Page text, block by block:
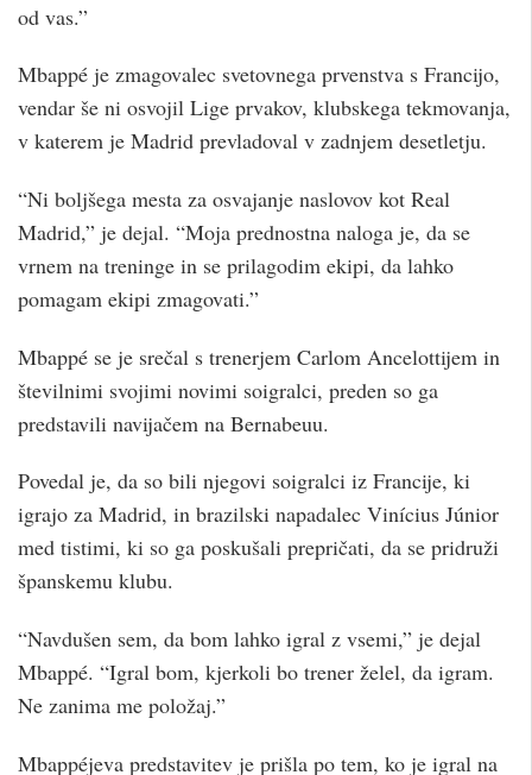
od vas.”
Mbappé je zmagovalec svetovnega prvenstva s Francijo,
vendar še ni osvojil Lige prvakov, klubskega tekmovanja,
v katerem je Madrid prevladoval v zadnjem desetletju.
“Ni boljšega mesta za osvajanje naslovov kot Real
Madrid,” je dejal. “Moja prednostna naloga je, da se
vrnem na treninge in se prilagodim ekipi, da lahko
pomagam ekipi zmagovati.”
Mbappé se je srečal s trenerjem Carlom Ancelottijem in
številnimi svojimi novimi soigralci, preden so ga
predstavili navijačem na Bernabeuu.
Povedal je, da so bili njegovi soigralci iz Francije, ki
igrajo za Madrid, in brazilski napadalec Vinícius Júnior
med tistimi, ki so ga poskušali prepričati, da se pridruži
španskemu klubu.
“Navdušen sem, da bom lahko igral z vsemi,” je dejal
Mbappé. “Igral bom, kjerkoli bo trener želel, da igram.
Ne zanima me položaj.”
Mbappéjeva predstavitev je prišla po tem, ko je igral na